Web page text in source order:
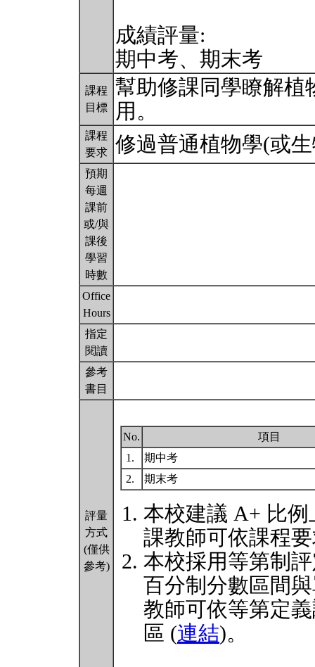
成績評量:
期中考、期末考
課程
目標
幫助修課同學瞭解植
用。
課程
要求
修過普通植物學(或
預期
每週
課前
或/與
課後
學習
時數
Office
Hours
指定
閱讀
參考
書目
評量
方式
(僅供
參考)
No.
項目
1.
期中考
2.
期末考
本校建議 A+ 比
課教師可依課程
本校採用等第制
百分制分數區間
教師可依等第定
區 (連結)。